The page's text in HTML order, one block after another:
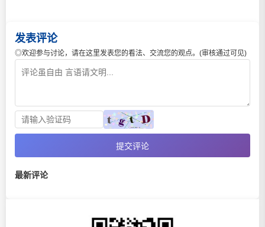
发表评论
◎欢迎参与讨论，请在这里发表您的看法、交流您的观点。(审核通过可见)
提交评论
最新评论